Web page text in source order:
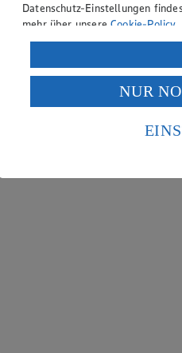
Datenschutz-Einstellungen
mehr über unsereCookie-Policy.
Verarbeitung deiner
Wenn du auf „Aktivieren“
ein, dass deine Daten in den
einem nach europäischen
Risiko eines Zugriffs durch US-
NUR